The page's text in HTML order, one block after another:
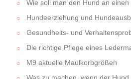
Wie soll man den Hund an
Hundeerziehung und
Gesundheits- und
Die richtige Pflege eines
M9 aktuelle Maulkorbgrößen